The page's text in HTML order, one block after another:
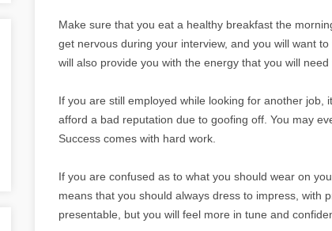
Make sure that you eat a healthy breakfast the
get nervous during your interview, and you will want
will also provide you with the energy that you will need
If you are still employed while looking for another
afford a bad reputation due to goofing off. You may
Success comes with hard work.
If you are confused as to what you should wear on
means that you should always dress to impress, with
presentable, but you will feel more in tune and